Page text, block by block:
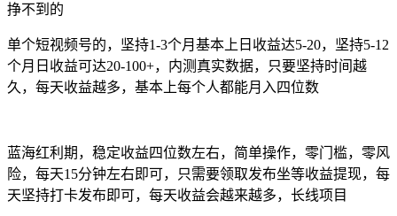
挣不到的
单个短视频号的，坚持1-3个月基本上日收益达5-20，坚持5-12
个月日收益可达20-100+，内测真实数据，只要坚持时间越
久，每天收益越多，基本上每个人都能月入四位数
蓝海红利期，稳定收益四位数左右，简单操作，零门槛，零风
险，每天15分钟左右即可，只需要领取发布坐等收益提现，每
天坚持打卡发布即可，每天收益会越来越多，长线项目